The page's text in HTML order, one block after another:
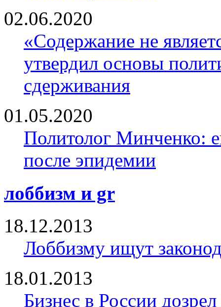
02.06.2020
«Содержание не
утвердил основы
сдерживания
01.05.2020
Политолог Минченко:
после эпидемии
лоббизм и gr
18.12.2013
Лоббизму ищут
18.01.2013
Бизнес в России